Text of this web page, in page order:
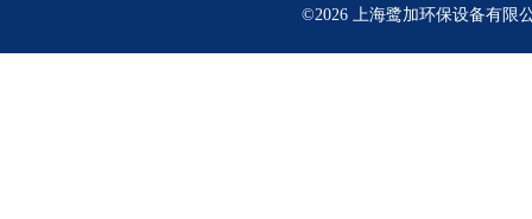
©2026 上海鹭加环保设备有限